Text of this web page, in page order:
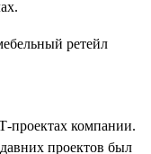
проектах компании.
проектов был